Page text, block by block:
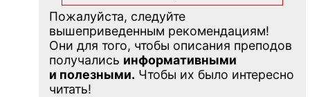
Пожалуйста, следуйте
вышеприведенным рекомендациям!
Они для того, чтобы описания преподов
получались информативными
и полезными. Чтобы их было интересно
читать!